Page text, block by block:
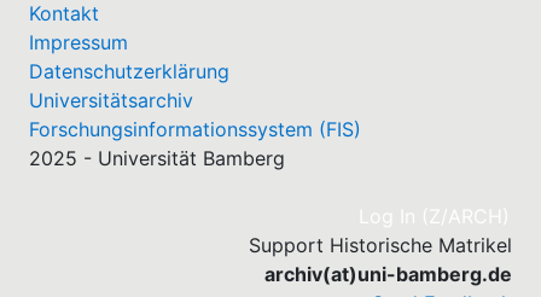
Kontakt
Impressum
Datenschutzerklärung
Universitätsarchiv
Forschungsinformationssystem (FIS)
2025 - Universität Bamberg
Log In (Z/ARCH)
Support Historische Matrikel
archiv(at)uni-bamberg.de